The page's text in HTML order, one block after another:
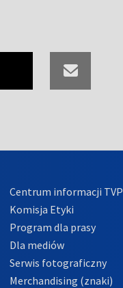
Centrum informacji TVP
Komisja Etyki
Program dla prasy
Dla mediów
Serwis fotograficzny
Merchandising (znaki)